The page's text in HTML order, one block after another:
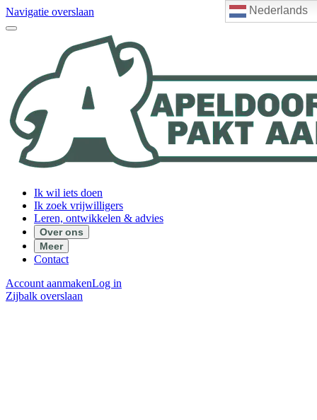
Nederlands
Navigatie overslaan
Ik wil iets doen
Ik zoek vrijwilligers
Leren, ontwikkelen & advies
Over ons
Meer
Contact
Account aanmakenLog in
Zijbalk overslaan